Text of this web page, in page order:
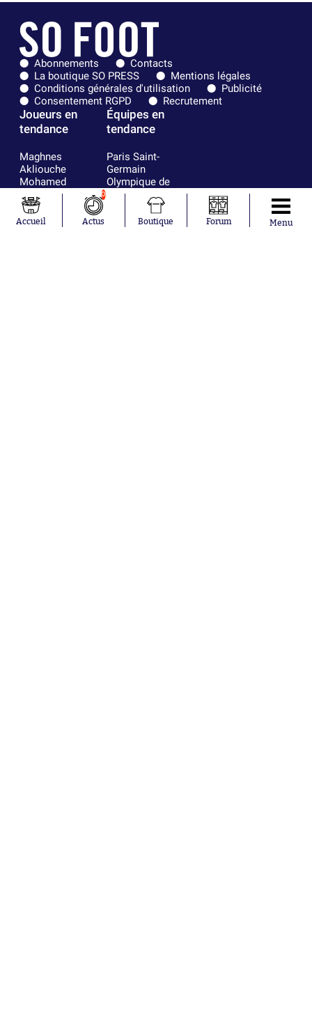
Abonnements
Contacts
La boutique SO PRESS
Mentions légales
Conditions générales d'utilisation
Publicité
Consentement RGPD
Recrutement
Joueurs en
tendance
Maghnes
Akliouche
Mohamed
Salah
Lionel Messi
Ferrán Torres
Équipes en
tendance
Paris Saint-
Germain
Olympique de
Marseille
Real Madrid
Accueil
0
Actus Boutique Forum Menu